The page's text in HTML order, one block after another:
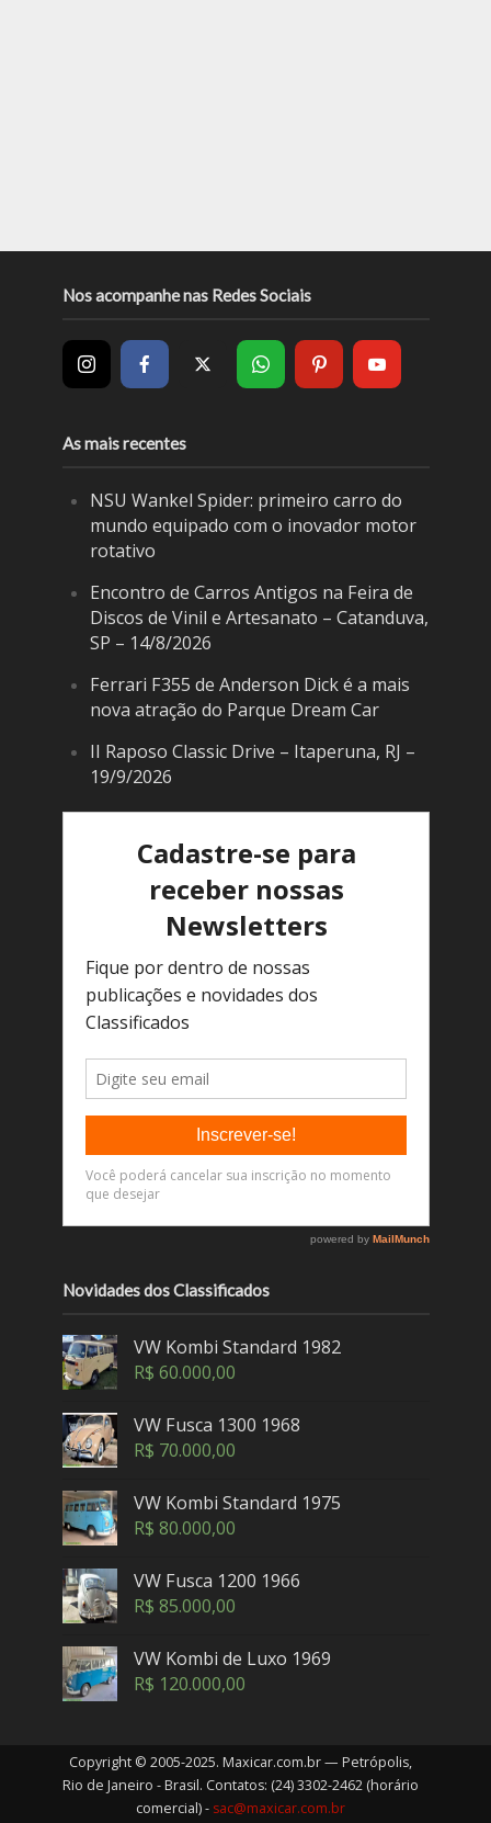
Nos acompanhe nas Redes Sociais
As mais recentes
NSU Wankel Spider: primeiro carro do
mundo equipado com o inovador motor
rotativo
Encontro de Carros Antigos na Feira de
Discos de Vinil e Artesanato – Catanduva,
SP – 14/8/2026
Ferrari F355 de Anderson Dick é a mais
nova atração do Parque Dream Car
II Raposo Classic Drive – Itaperuna, RJ –
19/9/2026
Novidades dos Classificados
VW Kombi Standard 1982
R$ 60.000,00
VW Fusca 1300 1968
R$ 70.000,00
VW Kombi Standard 1975
R$ 80.000,00
VW Fusca 1200 1966
R$ 85.000,00
VW Kombi de Luxo 1969
R$ 120.000,00
Copyright © 2005-2025. Maxicar.com.br — Petrópolis,
Rio de Janeiro - Brasil. Contatos: (24) 3302-2462 (horário
comercial) - sac@maxicar.com.br